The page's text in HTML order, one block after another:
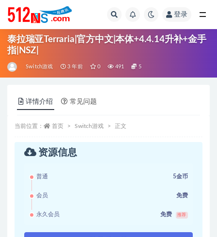
登录
泰拉瑞亚Terraria|官方中文|本体+4.4.14升补+金手
指|NSZ|
Switch游戏 3 年前 0 491 5
详情介绍 常见问题
当前位置： 首页 Switch游戏 正文
资源信息
普通 5金币
会员 免费
永久会员 免费 推荐